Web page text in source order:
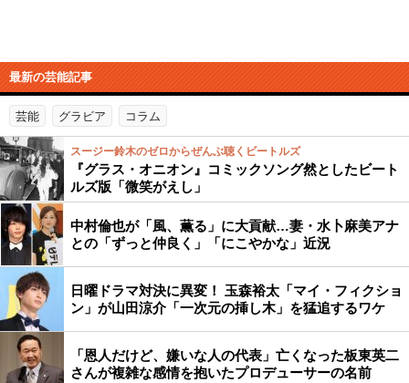
最新の芸能記事
芸能 グラビア コラム
スージー鈴木のゼロからぜんぶ聴くビートルズ
『グラス・オニオン』コミックソング然としたビート
ルズ版「微笑がえし」
中村倫也が「風、薫る」に大貢献…妻・水卜麻美アナ
との「ずっと仲良く」「にこやかな」近況
日曜ドラマ対決に異変！ 玉森裕太「マイ・フィクショ
ン」が山田涼介「一次元の挿し木」を猛追するワケ
「恩人だけど、嫌いな人の代表」亡くなった板東英二
さんが複雑な感情を抱いたプロデューサーの名前